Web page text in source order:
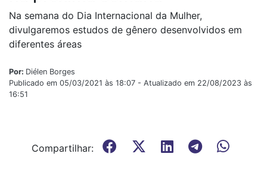
Na semana do Dia Internacional da Mulher,
divulgaremos estudos de gênero desenvolvidos em
diferentes áreas
Por: Diélen Borges
Publicado em 05/03/2021 às 18:07 - Atualizado em 22/08/2023 às
16:51
Compartilhar: